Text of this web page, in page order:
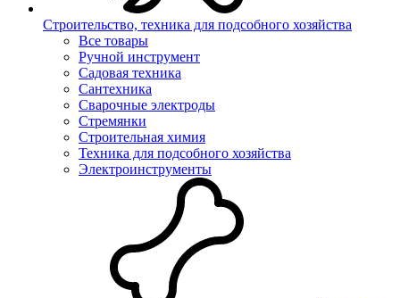
Строительство, техника для подсобного хозяйства
Все товары
Ручной инструмент
Садовая техника
Сантехника
Сварочные электроды
Стремянки
Строительная химия
Техника для подсобного хозяйства
Электроинструменты